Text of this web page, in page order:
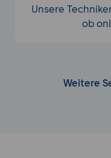
Unsere
ob
Weitere